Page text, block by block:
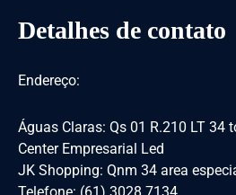
Detalhes de contato
Endereço:
Águas Claras: Qs 01 R.210 LT 34
Center Empresarial Led
JK Shopping: Qnm 34 area